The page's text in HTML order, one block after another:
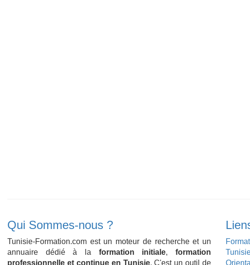
Qui Sommes-nous ?
Tunisie-Formation.com est un moteur de recherche et un
annuaire dédié à la formation initiale,formation
professionnelle et continue en Tunisie. C'est un outil de